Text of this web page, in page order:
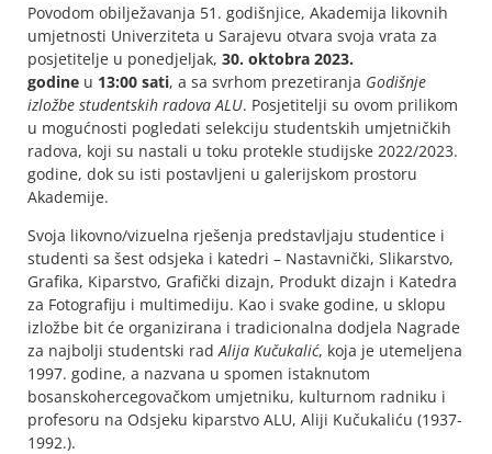
Povodom obilježavanja 51. godišnjice, Akademija likovnih
umjetnosti Univerziteta u Sarajevu otvara svoja vrata za
posjetitelje u ponedjeljak, 30. oktobra 2023.
godine u 13:00 sati, a sa svrhom prezetiranja Godišnje
izložbe studentskih radova ALU. Posjetitelji su ovom prilikom
u mogućnosti pogledati selekciju studentskih umjetničkih
radova, koji su nastali u toku protekle studijske 2022/2023.
godine, dok su isti postavljeni u galerijskom prostoru
Akademije.
Svoja likovno/vizuelna rješenja predstavljaju studentice i
studenti sa šest odsjeka i katedri – Nastavnički, Slikarstvo,
Grafika, Kiparstvo, Grafički dizajn, Produkt dizajn i Katedra
za Fotografiju i multimediju. Kao i svake godine, u sklopu
izložbe bit će organizirana i tradicionalna dodjela Nagrade
za najbolji studentski radAlija Kučukalić, koja je utemeljena
1997. godine, a nazvana u spomen istaknutom
bosanskohercegovačkom umjetniku, kulturnom radniku i
profesoru na Odsjeku kiparstvo ALU, Aliji Kučukaliću (1937-
1992.).